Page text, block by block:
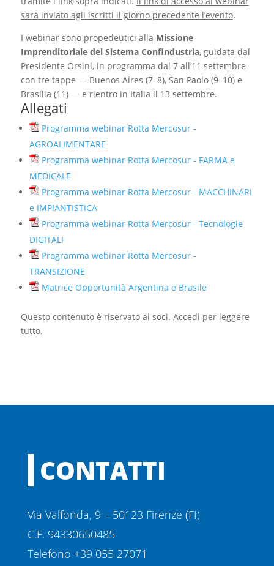
sarà inviato agli iscritti il giorno precedente l’evento.
I webinar sono propedeutici alla Missione
Imprenditoriale del Sistema Confindustria, guidata dal
Presidente Orsini, in programma dal 7 all’11 settembre
con tre tappe — Buenos Aires (7–8), San Paolo (9–10) e
Brasília (11) — e rientro in Italia il 13 settembre.
Allegati
Programma webinar Rotta Mercosur -
AGROALIMENTARE
Programma webinar Rotta Mercosur - FARMA e
MEDICALE
Programma webinar Rotta Mercosur - MACCHINARI
e IMPIANTISTICA
Programma webinar Rotta Mercosur - Tecnologie
DIGITALI
Programma webinar Rotta Mercosur -
TRANSIZIONE
Matrice Opportunità Argentina e Brasile
Questo contenuto è riservato ai soci. Accedi per leggere
tutto.
CONTATTI
Via Valfonda, 9 – 50123 Firenze (FI)
C.F. 94330650485
Telefono +39 055 27071